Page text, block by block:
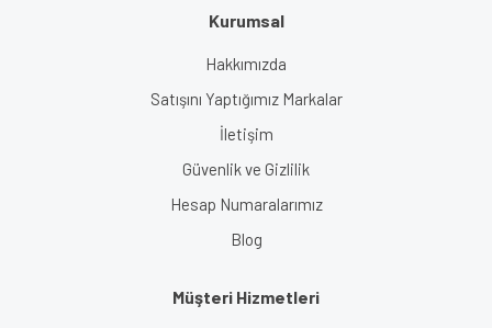
Kurumsal
Hakkımızda
Satışını Yaptığımız Markalar
İletişim
Güvenlik ve Gizlilik
Hesap Numaralarımız
Blog
Müşteri Hizmetleri